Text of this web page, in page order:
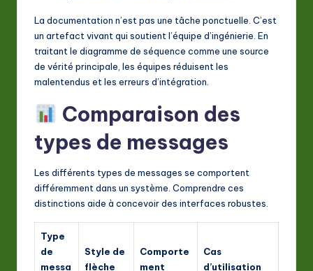
La documentation n’est pas une tâche ponctuelle. C’est
un artefact vivant qui soutient l’équipe d’ingénierie. En
traitant le diagramme de séquence comme une source
de vérité principale, les équipes réduisent les
malentendus et les erreurs d’intégration.
Comparaison des
types de messages
Les différents types de messages se comportent
différemment dans un système. Comprendre ces
distinctions aide à concevoir des interfaces robustes.
Type
de
messa
Style de
flèche
Comporte
ment
Cas
d’utilisation